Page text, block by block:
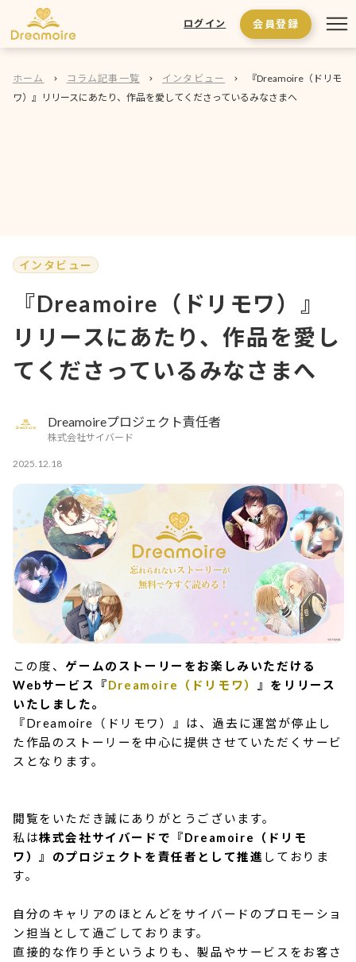
ログイン 会員登録
ホーム コラム記事一覧 インタビュー
『Dreamoire（ドリモ
ワ）』リリースにあたり、作品を愛してくださっているみなさまへ
インタビュー
『Dreamoire（ドリモワ）』
リリースにあたり、作品を愛し
てくださっているみなさまへ
Dreamoireプロジェクト責任者
株式会社サイバード
2025.12.18
この度、 ゲームのストーリーをお楽しみいただける
Webサービス『Dreamoire（ドリモワ）
』をリリース
いたしました。
『Dreamoire（ドリモワ）』は、過去に運営が停止し
た作品のストーリーを中心に提供させていただくサービ
スとなります。
閲覧をいただき誠にありがとうございます。
私は株式会社サイバードで『Dreamoire（ドリモ
ワ）』のプロジェクトを責任者として推進 しておりま
す。
自分のキャリアのほとんどをサイバードのプロモーショ
ン担当として過ごしております。
直接的な作り手というよりも、製品やサービスをお客さ